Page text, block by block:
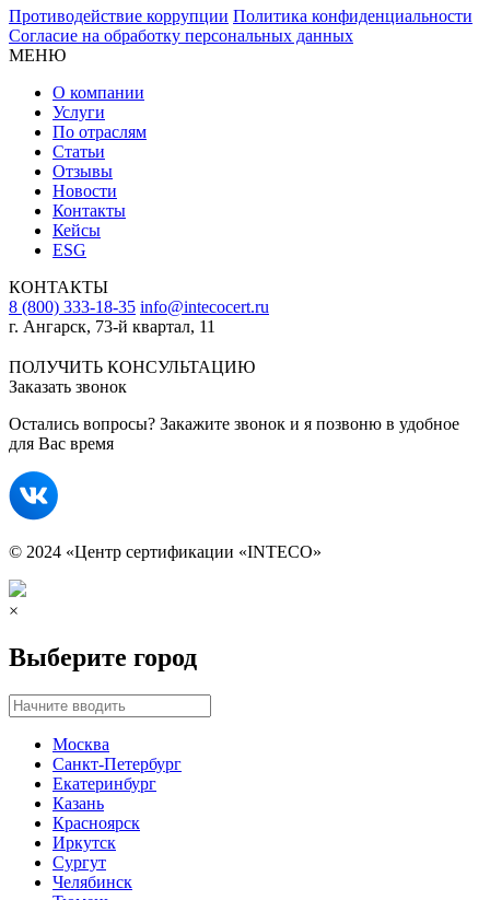
Противодействие коррупции Политика конфиденциальности
Согласие на обработку персональных данных
МЕНЮ
О компании
Услуги
По отраслям
Статьи
Отзывы
Новости
Контакты
Кейсы
ESG
КОНТАКТЫ
8 (800) 333-18-35 info@intecocert.ru
г. Ангарск, 73-й квартал, 11
ПОЛУЧИТЬ КОНСУЛЬТАЦИЮ
Заказать звонок
Остались вопросы? Закажите звонок и я позвоню в удобное
для Вас время
© 2024 «Центр сертификации «INTECO»
×
Выберите город
Москва
Санкт-Петербург
Екатеринбург
Казань
Красноярск
Иркутск
Сургут
Челябинск